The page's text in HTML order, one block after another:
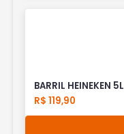
BARRIL HEINEKEN 5L
R$ 119,90